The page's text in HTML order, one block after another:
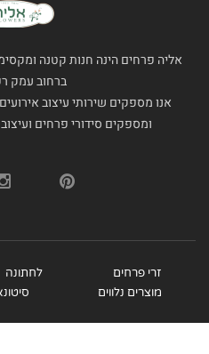
אליה פרחים הינה חנות קטנה
ברחוב עמק
אנו מספקים שירותי עיצוב
ומספקים סידורי פרחים
זרי פרחים לחתונה
מוצרים נלווים